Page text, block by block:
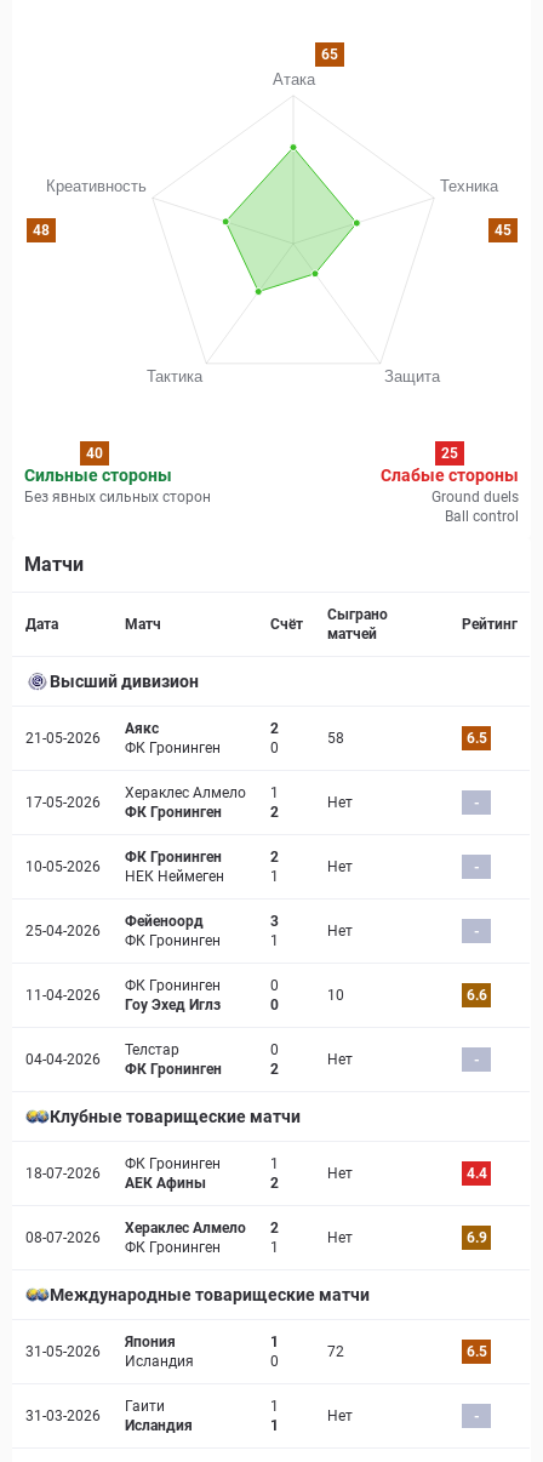
65
48 45
40 25
Сильные стороны
Без явных сильных сторон
Слабые стороны
Ground duels
Ball control
Матчи
Страница матча
Дата Матч Счёт
Сыграно
матчей
Рейтинг
Высший дивизион
21-05-2026
Аякс
ФК Гронинген
2
0
58 6.5
17-05-2026
Хераклес Алмело
ФК Гронинген
1
2
Нет -
10-05-2026
ФК Гронинген
НЕК Неймеген
2
1
Нет -
25-04-2026
Фейеноорд
ФК Гронинген
3
1
Нет -
11-04-2026
ФК Гронинген
Гоу Эхед Иглз
0
0
10 6.6
04-04-2026
Телстар
ФК Гронинген
0
2
Нет -
Клубные товарищеские матчи
18-07-2026
ФК Гронинген
АЕК Афины
1
2
Нет 4.4
08-07-2026
Хераклес Алмело
ФК Гронинген
2
1
Нет 6.9
Международные товарищеские матчи
31-05-2026
Япония
Исландия
1
0
72 6.5
31-03-2026
Гаити
Исландия
1
1
Нет -